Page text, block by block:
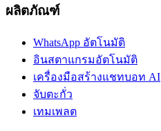
ผลิตภัณฑ์
WhatsApp อัตโนมัติ
อินสตาแกรมอัตโนมัติ
เครื่องมือสร้างแชทบอท AI
จับตะกั่ว
เทมเพลต